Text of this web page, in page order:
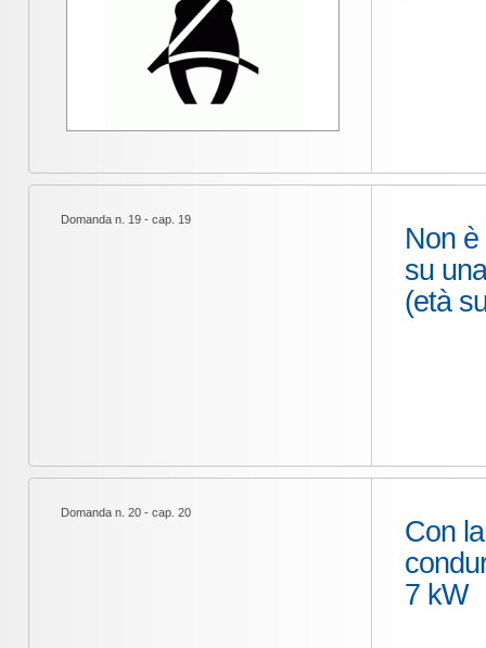
Domanda n. 19 - cap. 19
Non
su
(età
Domanda n. 20 - cap. 20
Con
7 kW